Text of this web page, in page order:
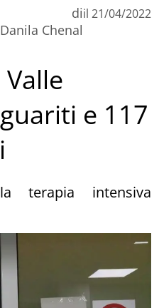
di
Danila Chenal
il 21/04/2022
e 117
terapia intensiva